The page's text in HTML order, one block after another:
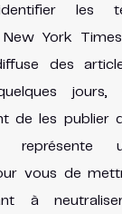
les
New York
des
jours,
de les publier
représente
vous de
à